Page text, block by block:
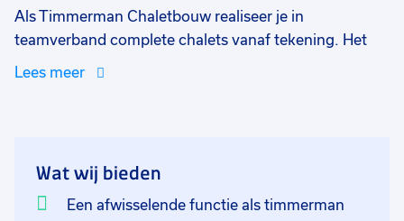
Als Timmerman Chaletbouw realiseer je in
teamverband complete chalets vanaf tekening. Het
betreft dus een afwisselende functie. Hierbij kun je
het zetten van wanden
verstek zagen
Lees meer
Wat wij bieden
Een afwisselende functie als timmerman